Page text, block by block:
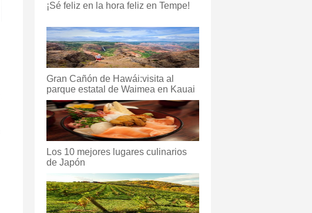
¡Sé feliz en la hora feliz en Tempe!
Gran Cañón de Hawái:visita al
parque estatal de Waimea en Kauai
Los 10 mejores lugares culinarios
de Japón